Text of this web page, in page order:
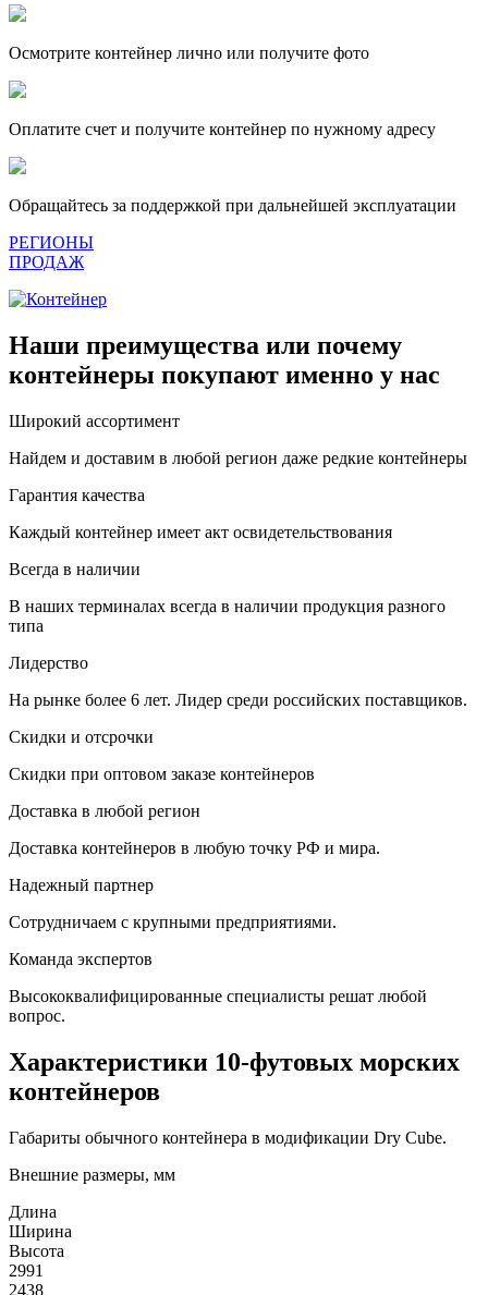
Осмотрите контейнер лично или получите фото
Оплатите счет и получите контейнер по нужному адресу
Обращайтесь за поддержкой при дальнейшей эксплуатации
РЕГИОНЫ
ПРОДАЖ
Наши преимущества или почему
контейнеры покупают именно у нас
Широкий ассортимент
Найдем и доставим в любой регион даже редкие контейнеры
Гарантия качества
Каждый контейнер имеет акт освидетельствования
Всегда в наличии
В наших терминалах всегда в наличии продукция разного
типа
Лидерство
На рынке более 6 лет. Лидер среди российских поставщиков.
Скидки и отсрочки
Скидки при оптовом заказе контейнеров
Доставка в любой регион
Доставка контейнеров в любую точку РФ и мира.
Надежный партнер
Сотрудничаем с крупными предприятиями.
Команда экспертов
Высококвалифицированные специалисты решат любой
вопрос.
Характеристики 10-футовых морских
контейнеров
Габариты обычного контейнера в модификации Dry Cube.
Внешние размеры, мм
Длина
Ширина
Высота
2991
2438